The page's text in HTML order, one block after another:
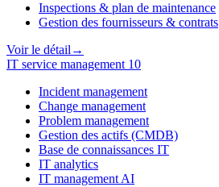
Inspections & plan de maintenance
Gestion des fournisseurs & contrats
Voir le détail →
IT service management 10
Incident management
Change management
Problem management
Gestion des actifs (CMDB)
Base de connaissances IT
IT analytics
IT management AI